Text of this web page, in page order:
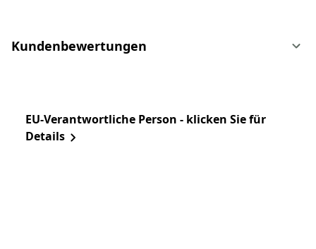
Kundenbewertungen
EU-Verantwortliche Person - klicken Sie für
Details